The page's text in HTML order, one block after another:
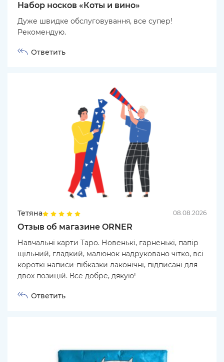
Набор носков «Коты и вино»
Дуже швидке обслуговування, все супер!
Рекомендую.
Ответить
Тетяна 08.08.2026
Отзыв об магазине ORNER
Навчальні карти Таро. Новенькі, гарненькі, папір
щільний, гладкий, малюнок надруковано чітко, всі
короткі написи-пібказки лаконічні, підписані для
двох позицій. Все добре, дякую!
Ответить